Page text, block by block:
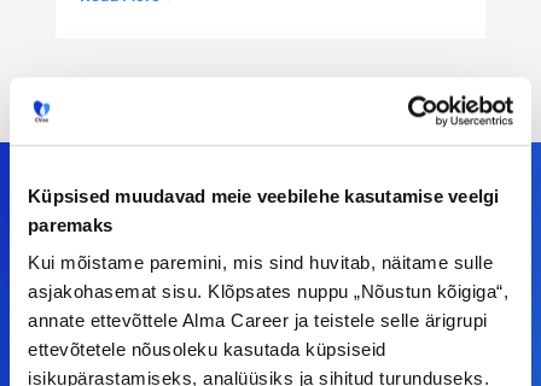
Küpsised muudavad meie veebilehe kasutamise veelgi
paremaks
Kui mõistame paremini, mis sind huvitab, näitame sulle
asjakohasemat sisu. Klõpsates nuppu „Nõustun kõigiga“,
annate ettevõttele Alma Career ja teistele selle ärigrupi
ettevõtetele nõusoleku kasutada küpsiseid
isikupärastamiseks, analüüsiks ja sihitud turunduseks.
Meiega leiad!
Tööelublogi.ee lehelt leiad kõik vajaliku, et olla
kursis tööturu uudistega. Kui sul on
ettepanekuid erinevate teemade osas või soovid